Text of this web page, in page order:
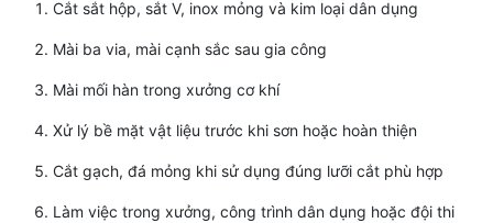
Cắt sắt hộp, sắt V, inox mỏng và kim loại dân dụng
Mài ba via, mài cạnh sắc sau gia công
Mài mối hàn trong xưởng cơ khí
Xử lý bề mặt vật liệu trước khi sơn hoặc hoàn thiện
Cắt gạch, đá mỏng khi sử dụng đúng lưỡi cắt phù hợp
Làm việc trong xưởng, công trình dân dụng hoặc đội thi